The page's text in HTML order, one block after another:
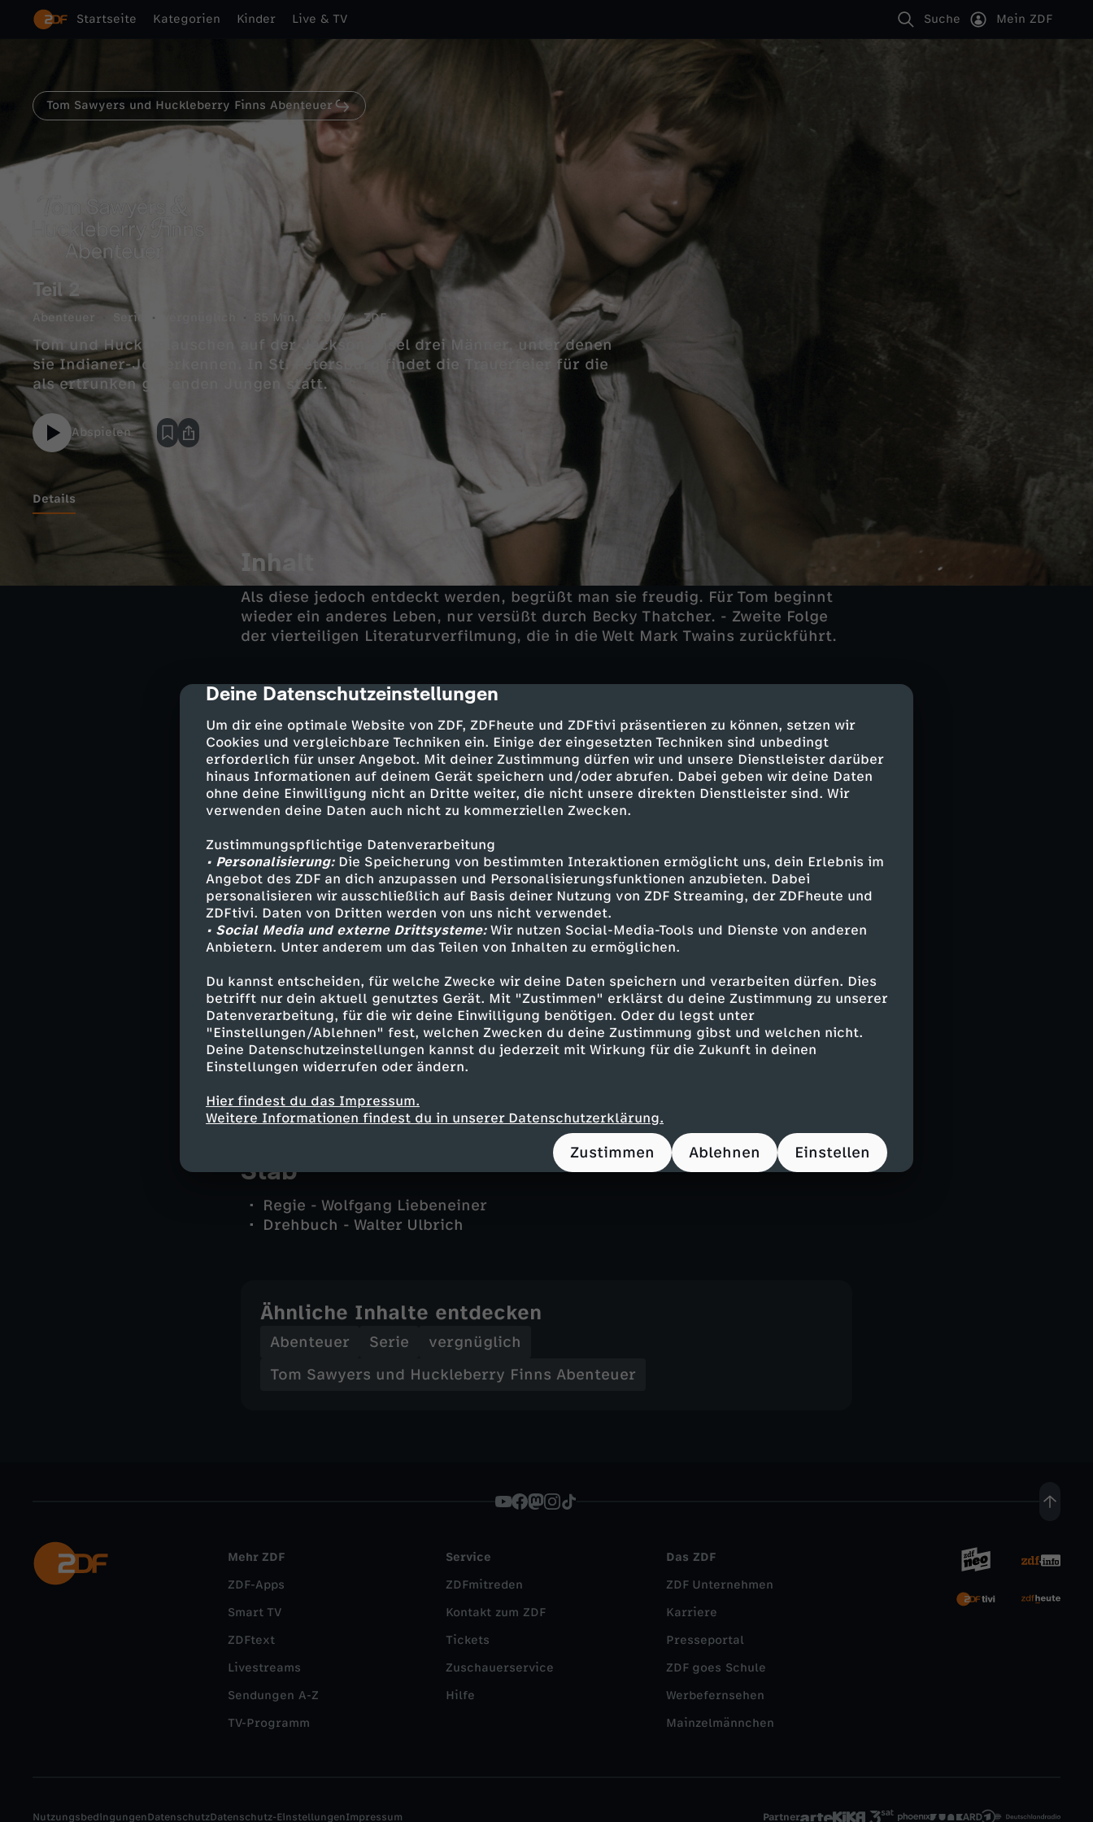
cmp-dialog-description
Deine Datenschutzeinstellungen
Um dir eine optimale Website von ZDF, ZDFheute und ZDFtivi präsentieren zu können, setzen wir
Cookies und vergleichbare Techniken ein. Einige der eingesetzten Techniken sind unbedingt
erforderlich für unser Angebot. Mit deiner Zustimmung dürfen wir und unsere Dienstleister darüber
hinaus Informationen auf deinem Gerät speichern und/oder abrufen. Dabei geben wir deine Daten
ohne deine Einwilligung nicht an Dritte weiter, die nicht unsere direkten Dienstleister sind. Wir
verwenden deine Daten auch nicht zu kommerziellen Zwecken.
Zustimmungspflichtige Datenverarbeitung
• Personalisierung:Die Speicherung von bestimmten Interaktionen ermöglicht uns, dein Erlebnis im
Angebot des ZDF an dich anzupassen und Personalisierungsfunktionen anzubieten. Dabei
personalisieren wir ausschließlich auf Basis deiner Nutzung von ZDF Streaming, der ZDFheute und
ZDFtivi. Daten von Dritten werden von uns nicht verwendet.
• Social Media und externe Drittsysteme:Wir nutzen Social-Media-Tools und Dienste von anderen
Anbietern. Unter anderem um das Teilen von Inhalten zu ermöglichen.
Du kannst entscheiden, für welche Zwecke wir deine Daten speichern und verarbeiten dürfen. Dies
betrifft nur dein aktuell genutztes Gerät. Mit "Zustimmen" erklärst du deine Zustimmung zu unserer
Datenverarbeitung, für die wir deine Einwilligung benötigen. Oder du legst unter
"Einstellungen/Ablehnen" fest, welchen Zwecken du deine Zustimmung gibst und welchen nicht.
Deine Datenschutzeinstellungen kannst du jederzeit mit Wirkung für die Zukunft in deinen
Einstellungen widerrufen oder ändern.
Hier findest du das Impressum.
Weitere Informationen findest du in unserer Datenschutzerklärung.
Zustimmen Ablehnen Einstellen
Startseite Kategorien Kinder Live & TV Suche Mein ZDF
Tom Sawyers und Huckleberry Finns Abenteuer
Teil 2
Abenteuer Serie 85 Min. 2017 ZDF
Tom und Huck belauschen auf der Jackson-Insel drei Männer, unter denen
sie Indianer-Joe erkennen. In St. Petersburg findet die Trauerfeier für die
als ertrunken geltenden Jungen statt.
Abspielen
Details
Inhalt
Als diese jedoch entdeckt werden, begrüßt man sie freudig. Für Tom beginnt
wieder ein anderes Leben, nur versüßt durch Becky Thatcher. - Zweite Folge
der vierteiligen Literaturverfilmung, die in die Welt Mark Twains zurückführt.
Tom Sawyer und Huckleberry Finn sind auf die Jackson-Insel ausgerückt. Dort
belauschen sie drei Männer. Einer liegt gefesselt am Boden, ein anderer zielt
mit einem Colt auf den Kopf des Liegenden. Den dritten, der nur dabeisteht,
erkennt Tom voller Schrecken: Es ist Indianer-Joe. Tom und Huck machen sich
aus dem Staub.
In St. Petersburg findet die Trauerfeier für die als ertrunken geltenden Jungen
statt. Die beiden hören nach ihrer Rückkehr interessiert ihrer eigenen
Grabrede zu. Als sie schließlich entdeckt werden, werden sie mit großem
Jubel begrüßt. Für Tom beginnt nun wieder ein anderes Leben, versüßt durch
die Existenz seiner kleinen Freundin Becky Thatcher. Bald darauf müssen Tom
und Huck feststellen, dass Indianer-Joe in der Stadt weilt.
Darsteller
Tom Sawyer - Roland Demongeot
Huckleberry Finn - Marc di Napoli
Tante Polly - Lina Carstens
Muff Potter - Otto Ambros
Jim - Serge Nubret
Stab
Regie - Wolfgang Liebeneiner
Drehbuch - Walter Ulbrich
Ähnliche Inhalte entdecken
Abenteuer Serie
vergnüglich
Tom Sawyers und Huckleberry Finns Abenteuer
Mehr ZDF
ZDF-Apps
Smart TV
ZDFtext
Livestreams
Sendungen A-Z
TV-Programm
Service
ZDFmitreden
Kontakt zum ZDF
Tickets
Zuschauerservice
Hilfe
Das ZDF
ZDF Unternehmen
Karriere
Presseportal
ZDF goes Schule
Werbefernsehen
Mainzelmännchen
Partner
NutzungsbedingungenDatenschutzDatenschutz-EinstellungenImpressum